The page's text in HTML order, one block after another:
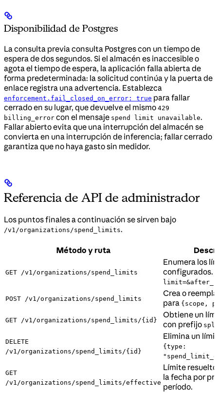
Disponibilidad de Postgres
La consulta previa consulta Postgres con un tiempo de
espera de dos segundos. Si el almacén es inaccesible o
agota el tiempo de espera, la aplicación falla abierta de
forma predeterminada: la solicitud continúa y la puerta de
enlace registra una advertencia. Establezca
enforcement.fail_closed_on_error: true para fallar
cerrado en su lugar, que devuelve el mismo 429
billing_error con el mensaje spend limit unavailable.
Fallar abierto evita que una interrupción del almacén se
convierta en una interrupción de inferencia; fallar cerrado
garantiza que no haya gasto sin medidor.
Referencia de API de administrador
Los puntos finales a continuación se sirven bajo
/v1/organizations/spend_limits.
Método y ruta
GET /v1/organizations/spend_limits
Enumera los
configurados.
POST /v1/organizations/spend_limits
Crea o
para {scope,
GET /v1/organizations/spend_limits/{id}
Obtiene un
con prefijo
DELETE
/v1/organizations/spend_limits/{id}
Elimina un
{type:
GET
/v1/organizations/spend_limits/effective
Límite
la fecha por
período.